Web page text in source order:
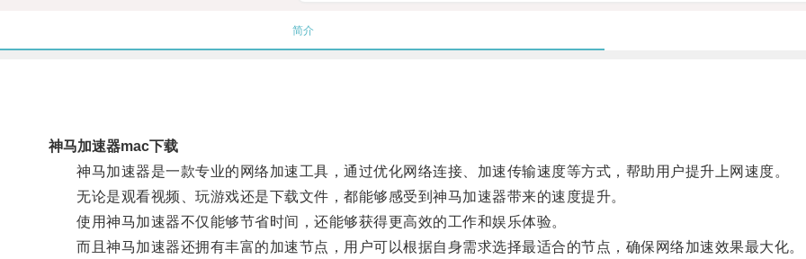
简介
神马加速器mac下载
神马加速器是一款专业的网络加速工具，通过优化网络连接、加速传输速度等方式，帮助用户提升上网速度。
无论是观看视频、玩游戏还是下载文件，都能够感受到神马加速器带来的速度提升。
使用神马加速器不仅能够节省时间，还能够获得更高效的工作和娱乐体验。
而且神马加速器还拥有丰富的加速节点，用户可以根据自身需求选择最适合的节点，确保网络加速效果最大化。